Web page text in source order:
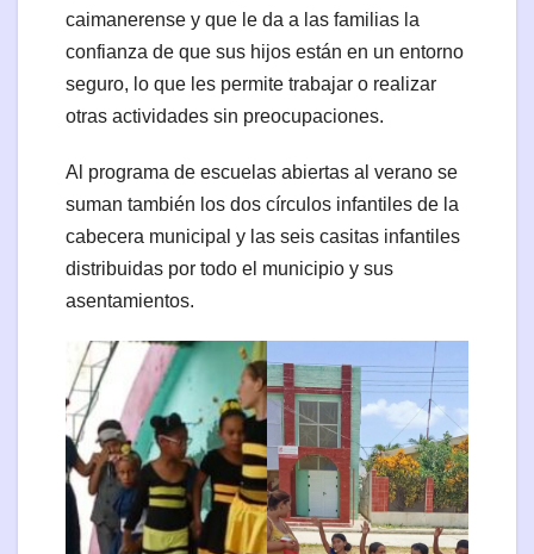
caimanerense y que le da a las familias la
confianza de que sus hijos están en un entorno
seguro, lo que les permite trabajar o realizar
otras actividades sin preocupaciones.
Al programa de escuelas abiertas al verano se
suman también los dos círculos infantiles de la
cabecera municipal y las seis casitas infantiles
distribuidas por todo el municipio y sus
asentamientos.